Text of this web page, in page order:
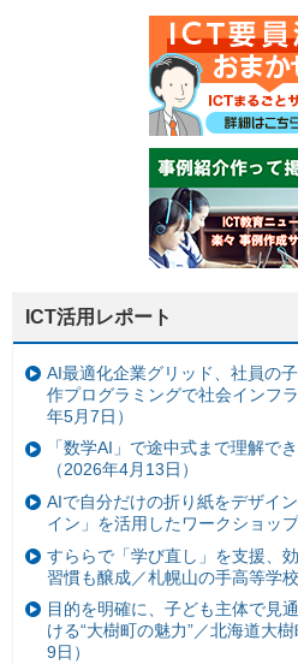
ICT活用レポート
AI最適化企業グリッド、社員の
作プログラミングで社会インフ
年5月7日）
「数学AI」で途中式まで理解で
（2026年4月13日）
AIで自分だけの折り紙をデザイ
イン」を活用したワークショッ
すららで「学び直し」を支援、
習慣も醸成／札幌山の手高等学
目的を明確に、子ども主体で見
ける“大樹町の魅力”／北海道大
9日）